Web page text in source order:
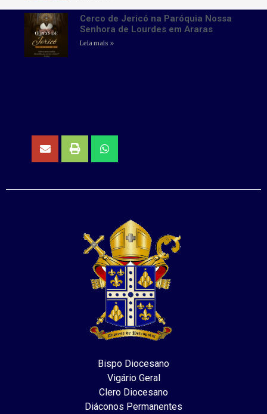
Cerco de Jericó na Paróquia Nossa
Senhora de Lourdes em Araras
Leia mais »
Bispo Diocesano
Vigário Geral
Clero Diocesano
Diáconos Permanentes